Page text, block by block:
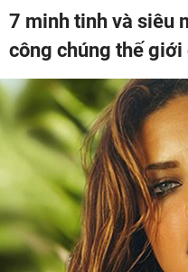
7 minh tinh và siêu
công chúng thế giới